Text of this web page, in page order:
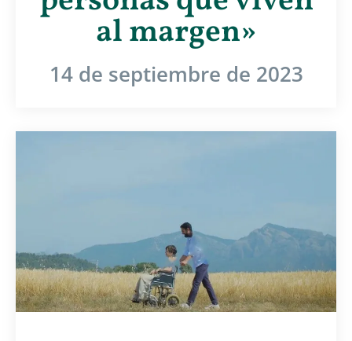
al margen»
14 de septiembre de 2023